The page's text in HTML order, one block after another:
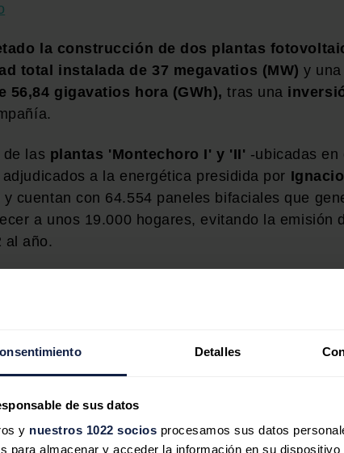
Detalles
de sus datos
y nuestros 1022 socios procesamos sus datos
para almacenar y acceder la información en su
la construcción de dos plantas
total instalada de 37 megavatios (MW) y una
56,84 gigavatios hora (GWh), tras una
las plantas 'Montechoro I' y 'II' -ubicadas en
a la energética presidida por
cuentan con 64.554 paneles bifaciales que
a unos 19.000 hogares, evitando la emisión
al año.
alrededor de 200 puestos de trabajo en la
de la economía local con la contratación de
a red y a la subestación.